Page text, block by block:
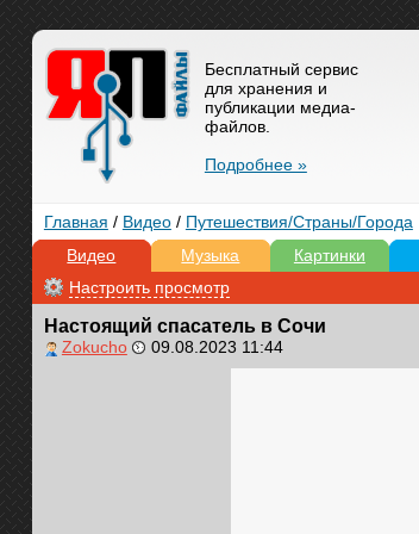
Бесплатный сервис
для хранения и
публикации медиа-
файлов.
Подробнее »
Главная / Видео/ Путешествия/Cтраны/Города
Видео
Музыка Картинки
Настроить просмотр
Настоящий спасатель в Сочи
Zokucho 09.08.2023 11:44